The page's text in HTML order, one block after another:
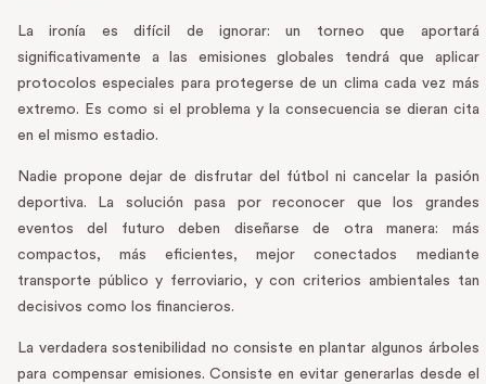
La ironía es difícil de ignorar: un torneo que aportará
significativamente a las emisiones globales tendrá que aplicar
protocolos especiales para protegerse de un clima cada vez más
extremo. Es como si el problema y la consecuencia se dieran cita
en el mismo estadio.
Nadie propone dejar de disfrutar del fútbol ni cancelar la pasión
deportiva. La solución pasa por reconocer que los grandes
eventos del futuro deben diseñarse de otra manera: más
compactos, más eficientes, mejor conectados mediante
transporte público y ferroviario, y con criterios ambientales tan
decisivos como los financieros.
La verdadera sostenibilidad no consiste en plantar algunos árboles
para compensar emisiones. Consiste en evitar generarlas desde el